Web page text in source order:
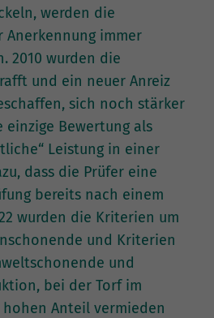
werden die
Anerkennung immer
2010 wurden die
und ein neuer Anreiz
sich noch stärker
einzige Bewertung als
Leistung in einer
dass die Prüfer eine
bereits nach einem
wurden die Kriterien um
und Kriterien
und
bei der Torf im
Anteil vermieden